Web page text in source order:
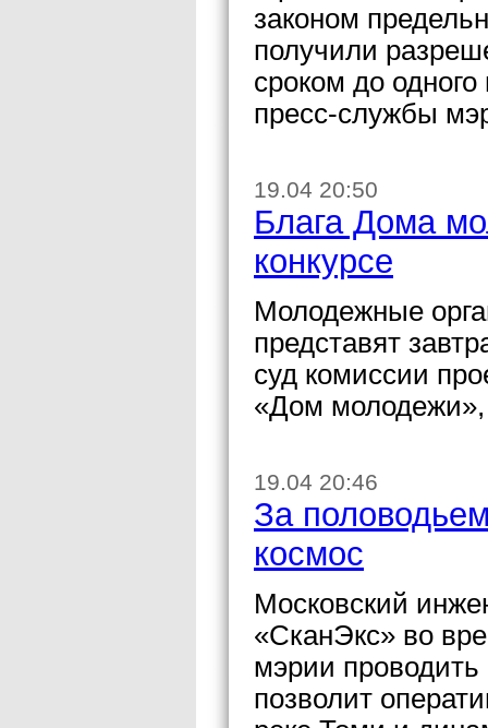
законом
получили
сроком до
пресс-службы
19.04 20:50
Блага Дома
конкурсе
Молодежные
представят
суд комиссии
«Дом
19.04 20:46
За
космос
Московский
«СканЭкс» во
мэрии проводить
позволит